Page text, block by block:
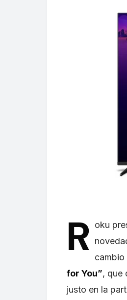
R oku
cambio
for You”, que
justo en la